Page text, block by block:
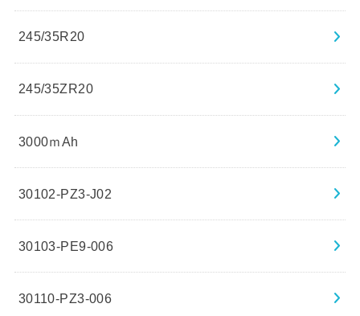
245/35R20
245/35ZR20
3000ｍAh
30102-PZ3-J02
30103-PE9-006
30110-PZ3-006